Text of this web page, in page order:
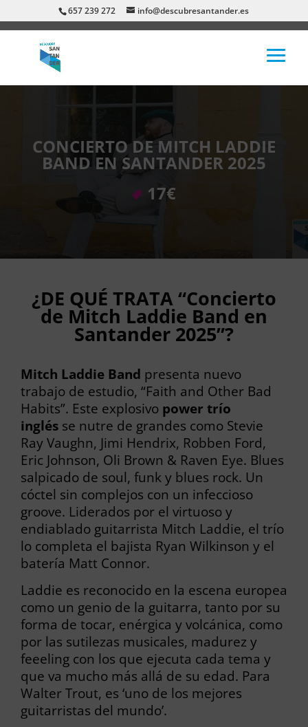
657 239 272 info@descubresantander.es
CONCIERTO DE MITCH LADDIE
BAND EN SANTANDER 2025
17€
¿DE QUÉ TRATA “Concierto
de Mitch Laddie Band en
Santander 2025”?
Mitch Laddie Band presenta nuevo
trabajo de estudio, “Faith and Other Bad
Habits”. Este explosivo power trío
inglésse nutre de grandes como Stevie
Ray Vaughn, Jimi Hendrix, Robben Ford,
Eric Johnson, Oli Brown & Raven Eye. Blues
salpicado de soul, funk y blues rock. Un
cóctel sin complejos con un infeccioso
groove. Liderados por el virtuoso y
endiablado guitarrista Mitch Laddie, el trío
lo completa el bajista Ryan Wilkinson y el
batería Matt Connor.
Laddie es reconocido en la escena europea
como un genio de la guitarra, tanto por su
forma de tocar, enérgica y volcánica, como
por las sutilezas musicales, madurez y
feeeling con los que ejecuta cada tema y
que va mucho más allá de su edad. Para
Walter Trout, es ‘uno de los mejores
guitarristas del mundo’.